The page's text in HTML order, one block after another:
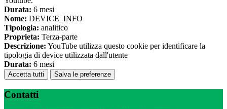
Durata: 6 mesi
Nome: DEVICE_INFO
Tipologia: analitico
Proprieta: Terza-parte
Descrizione: YouTube utilizza questo cookie per identificare la
tipologia di device utilizzata dall'utente
Durata: 6 mesi
Accetta tutti Salva le preferenze
Contatti